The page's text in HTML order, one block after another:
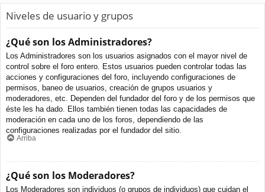
Niveles de usuario y grupos
¿Qué son los Administradores?
Los Administradores son los usuarios asignados con el mayor nivel de
control sobre el foro entero. Estos usuarios pueden controlar todas las
acciones y configuraciones del foro, incluyendo configuraciones de
permisos, baneo de usuarios, creación de grupos usuarios y
moderadores, etc. Dependen del fundador del foro y de los permisos que
éste les ha dado. Ellos también tienen todas las capacidades de
moderación en cada uno de los foros, dependiendo de las
configuraciones realizadas por el fundador del sitio.
Arriba
¿Qué son los Moderadores?
Los Moderadores son individuos (o grupos de individuos) que cuidan el